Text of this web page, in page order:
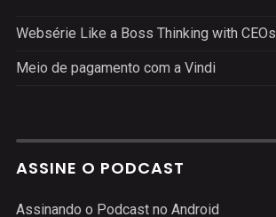
Websérie Like a Boss Thinking with CEOs
Meio de pagamento com a Vindi
ASSINE O PODCAST
Assinando o Podcast no Android